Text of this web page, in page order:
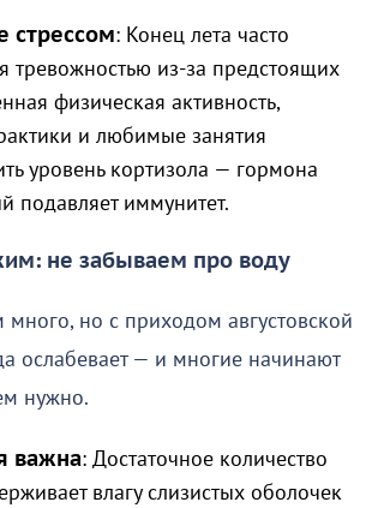
стрессом: Конец лета часто
тревожностью из-за предстоящих
физическая активность,
и любимые занятия
уровень кортизола — гормона
подавляет иммунитет.
не забываем про воду
но с приходом августовской
ослабевает — и многие начинают
нужно.
важна: Достаточное количество
влагу слизистых оболочек